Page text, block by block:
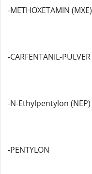
-METHOXETAMIN (MXE)
-CARFENTANIL-PULVER
-N-Ethylpentylon (NEP)
-PENTYLON